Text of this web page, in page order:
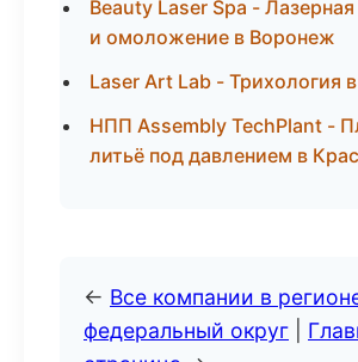
Beauty Laser Spa -
и омоложение в Воронеж
Laser Art Lab - Трихология
НПП Assembly TechPlant -
литьё под давлением в
← Все компании в
федеральный округ